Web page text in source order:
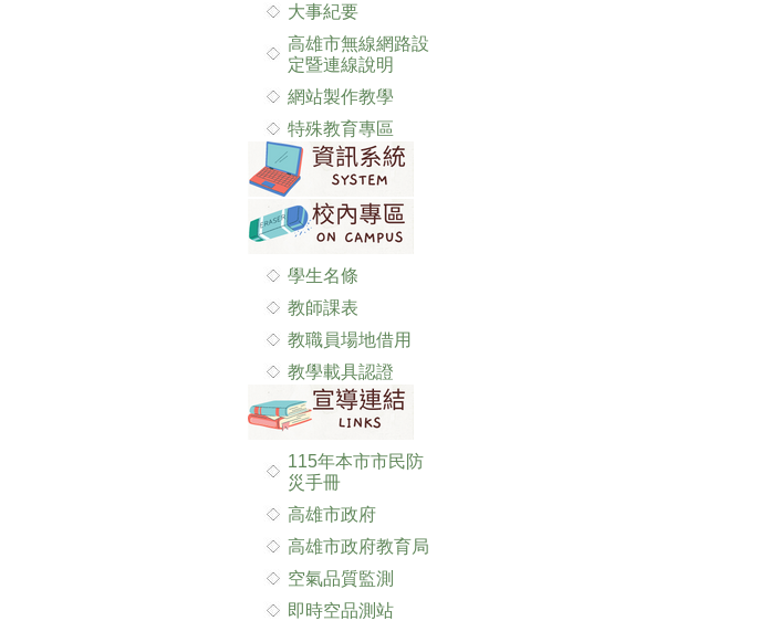
大事紀要
高雄市無線網路設
定暨連線說明
網站製作教學
特殊教育專區
學生名條
教師課表
教職員場地借用
教學載具認證
115年本市市民防
災手冊
高雄市政府
高雄市政府教育局
空氣品質監測
即時空品測站